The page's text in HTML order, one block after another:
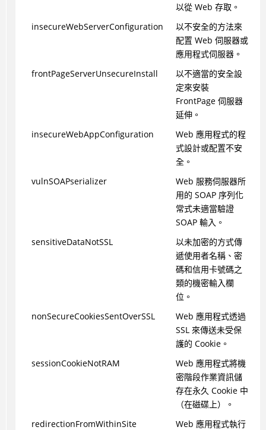
以從 Web 存取。
insecureWebServerConfiguration
以不安全的方法來
配置 Web 伺服器或
應用程式伺服器。
frontPageServerUnsecureInstall
以不適當的安全設
定來安裝
FrontPage 伺服器
延伸。
insecureWebAppConfiguration
Web 應用程式的程
式設計或配置不安
全。
vulnSOAPserializer
Web 服務伺服器所
用的 SOAP 序列化
常式未適當驗證
SOAP 輸入。
sensitiveDataNotSSL
以未加密的方式傳
遞使用者名稱、密
碼和信用卡號碼之
類的機密輸入欄
位。
nonSecureCookiesSentOverSSL
Web 應用程式透過
SSL 來傳送未受保
護的 Cookie。
sessionCookieNotRAM
Web 應用程式將機
密階段作業資訊儲
存在永久 Cookie 中
（在磁碟上）。
redirectionFromWithinSite
Web 應用程式執行